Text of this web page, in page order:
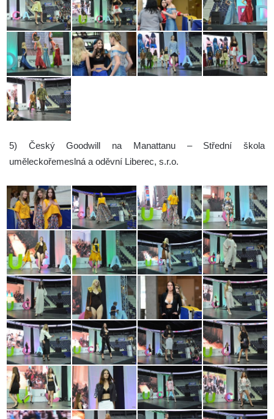
5) Český Goodwill na Manattanu – Střední škola
uměleckořemeslná a oděvní Liberec, s.r.o.